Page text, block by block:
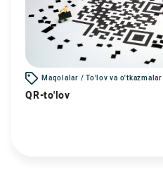
Maqolalar / To'lov va o'tkazmalar
QR-to'lov